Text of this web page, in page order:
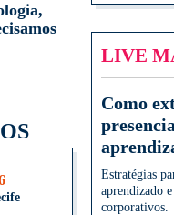
LIVE
Como
Estratégias
aprendizado
corporativos.